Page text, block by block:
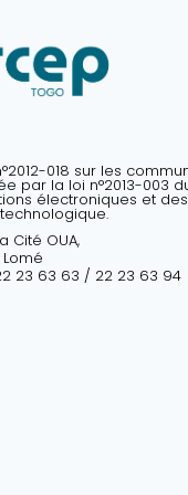
018 sur les
par la loi n°2013-003
électroniques et
Cité OUA,
Lomé
23 63 63 / 22 23 63 94